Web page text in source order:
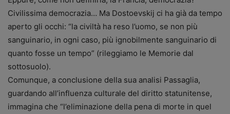
Civilissima democrazia… Ma Dostoevskij ci ha già da tempo
aperto gli occhi: “la civiltà ha reso l’uomo, se non più
sanguinario, in ogni caso, più ignobilmente sanguinario di
quanto fosse un tempo” (rileggiamo le Memorie dal
sottosuolo).
Comunque, a conclusione della sua analisi Passaglia,
guardando all’influenza culturale del diritto statunitense,
immagina che “l’eliminazione della pena di morte in quel